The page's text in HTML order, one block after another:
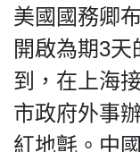
Silent
Majority
For
HK.
All
rights
reserved.
美國國務卿
開啟為期3
到，在上海
市政府外事
紅地氈。中